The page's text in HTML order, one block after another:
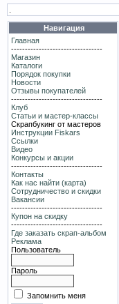
Навигация
Главная
---------------------------------
Магазин
Каталоги
Порядок покупки
Новости
Отзывы покупателей
---------------------------------
Клуб
Статьи и мастер-классы
Скрапбукинг от мастеров
Инструкции Fiskars
Ссылки
Видео
Конкурсы и акции
---------------------------------
Контакты
Как нас найти (карта)
Сотрудничество и скидки
Вакансии
---------------------------------
Купон на скидку
---------------------------------
Где заказать скрап-альбом
Реклама
Пользователь
Пароль
Запомнить меня